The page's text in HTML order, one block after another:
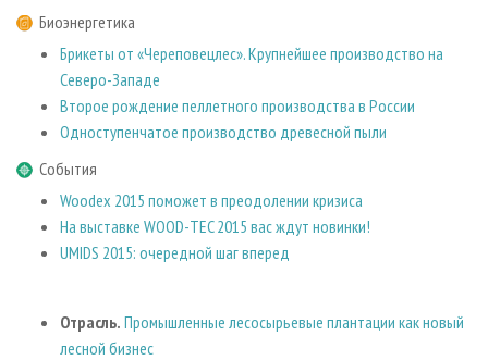
Биоэнергетика
Брикеты от «Череповецлес». Крупнейшее производство на
Северо-Западе
Второе рождение пеллетного производства в России
Одноступенчатое производство древесной пыли
События
Woodex 2015 поможет в преодолении кризиса
На выставке WOOD-TEC 2015 вас ждут новинки!
UMIDS 2015: очередной шаг вперед
Отрасль. Промышленные лесосырьевые плантации как новый
лесной бизнес